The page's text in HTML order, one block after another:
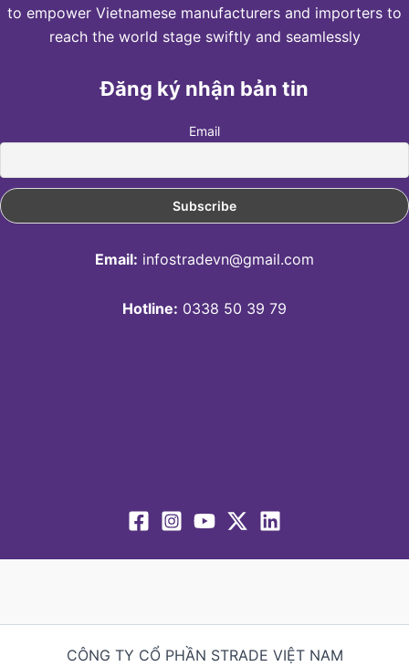
to empower Vietnamese manufacturers and importers to
reach the world stage swiftly and seamlessly
Đăng ký nhận bản tin
Email
Email: infostradevn@gmail.com
Hotline: 0338 50 39 79
CÔNG TY CỔ PHẦN STRADE VIỆT NAM